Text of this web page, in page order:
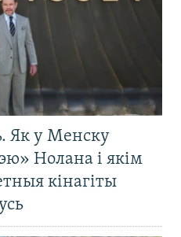
Як у Менску
Нолана і якім
кінагіты